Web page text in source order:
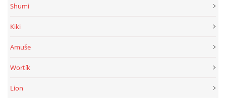
Shumi
Kiki
Amuše
Wortík
Lion